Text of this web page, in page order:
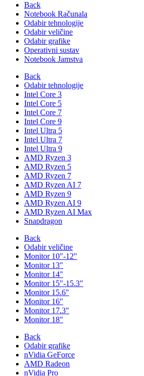
Back
Notebook Računala
Odabir tehnologije
Odabir veličine
Odabir grafike
Operativni sustav
Notebook Jamstva
Back
Odabir tehnologije
Intel Core 3
Intel Core 5
Intel Core 7
Intel Core 9
Intel Ultra 5
Intel Ultra 7
Intel Ultra 9
AMD Ryzen 3
AMD Ryzen 5
AMD Ryzen 7
AMD Ryzen AI 7
AMD Ryzen 9
AMD Ryzen AI 9
AMD Ryzen AI Max
Snapdragon
Back
Odabir veličine
Monitor 10"-12"
Monitor 13"
Monitor 14"
Monitor 15"-15.3"
Monitor 15.6"
Monitor 16"
Monitor 17.3"
Monitor 18"
Back
Odabir grafike
nVidia GeForce
AMD Radeon
nVidia Pro